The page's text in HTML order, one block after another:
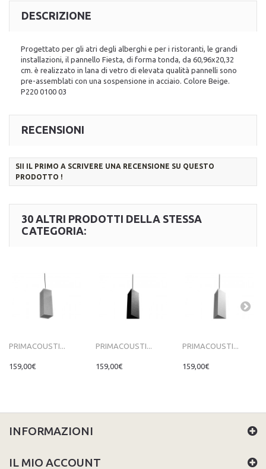
DESCRIZIONE
Progettato per gli atri degli alberghi e per i ristoranti, le grandi
installazioni, il pannello Fiesta, di forma tonda, da 60,96x20,32
cm. è realizzato in lana di vetro di elevata qualità pannelli sono
pre-assemblati con una sospensione in acciaio. Colore Beige.
P220 0100 03
RECENSIONI
SII IL PRIMO A SCRIVERE UNA RECENSIONE SU QUESTO
PRODOTTO !
30 ALTRI PRODOTTI DELLA STESSA
CATEGORIA:
PRIMACOUSTI...
159,00€
PRIMACOUSTI...
159,00€
PRIMACOUSTI...
159,00€
INFORMAZIONI
IL MIO ACCOUNT